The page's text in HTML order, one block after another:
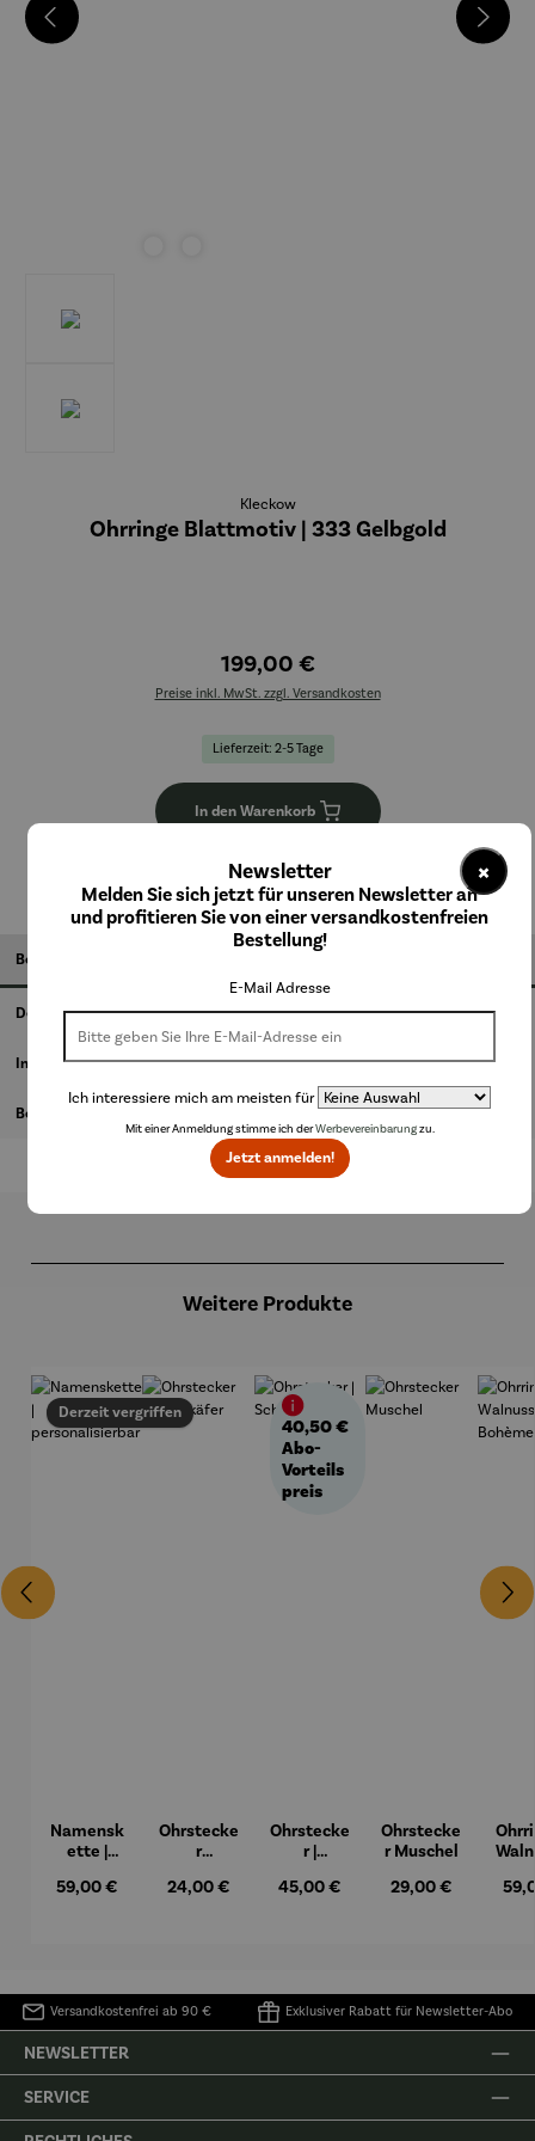
Kleckow
Ohrringe Blattmotiv | 333 Gelbgold
199,00 €
Preise inkl. MwSt. zzgl. Versandkosten
Lieferzeit: 2-5 Tage
In den Warenkorb
Beschreibung
Details
Informationen zum Hersteller
Bewertungen
Weitere Produkte
Derzeit vergriffen
Namensk
ette |
ierbar
Regulärer Preis:
59,00 €
Ohrstecke
r
er
Regulärer Preis:
24,00 €
40,50 €
Abo-
Vorteils
preis
Ohrstecke
r |
rling
Regulärer Preis:
45,00 €
Ohrstecke
r Muschel
Regulärer Preis:
29,00 €
Versandkostenfrei ab 90 € Exklusiver Rabatt für Newsletter-Abo
NEWSLETTER
SERVICE
×
Newsletter
Melden Sie sich jetzt für unseren Newsletter an
und profitieren Sie von einer versandkostenfreien
Bestellung!
E-Mail Adresse
Ich interessiere mich am meisten für
Mit einer Anmeldung stimme ich derWerbevereinbarungzu.
Jetzt anmelden!